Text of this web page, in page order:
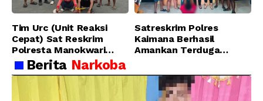
Tim Urc (Unit Reaksi
Cepat) Sat Reskrim
Polresta Manokwari
Berhasil Tangkap 2
Pelaku Pengeroyokan di
Taman Ria kab.
Manokwari
Satreskrim Polres
Kaimana Berhasil
Amankan Terduga
Menggunakan Senjata
Tajam
Berita Narkoba